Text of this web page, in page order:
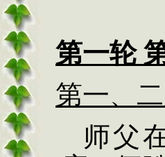
第一轮
第一、
师父